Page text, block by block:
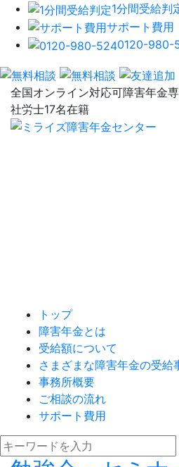
1分間受給判
サポート費用
0120-980-
全国オンライン対応可障害年金
社労士17名在籍
トップ
障害年金とは
受給額について
さまざまな障害年金の受給
事務所概要
ご相談の流れ
サポート費用